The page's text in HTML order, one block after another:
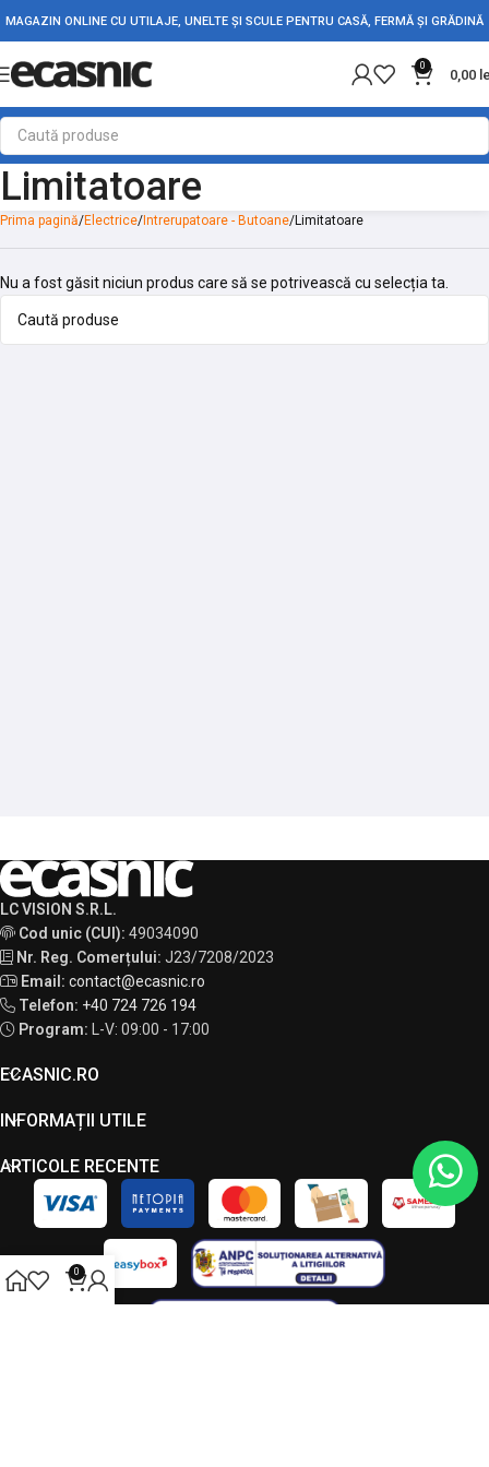
MAGAZIN ONLINE CU UTILAJE, UNELTE ȘI SCULE PENTRU CASĂ, FERMĂ ȘI GRĂDINĂ
0
0,00
Limitatoare
Prima pagină Electrice Intrerupatoare - Butoane Limitatoare
Nu a fost găsit niciun produs care să se potrivească cu selecția ta.
LC VISION S.R.L.
Cod unic (CUI): 49034090
Nr. Reg. Comerțului: J23/7208/2023
Email: contact@ecasnic.ro
Telefon: +40 724 726 194
Program: L-V: 09:00 - 17:00
ECASNIC.RO
INFORMAȚII UTILE
ARTICOLE RECENTE
0